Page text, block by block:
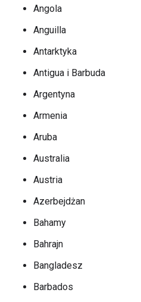
Angola
Anguilla
Antarktyka
Antigua i Barbuda
Argentyna
Armenia
Aruba
Australia
Austria
Azerbejdżan
Bahamy
Bahrajn
Bangladesz
Barbados